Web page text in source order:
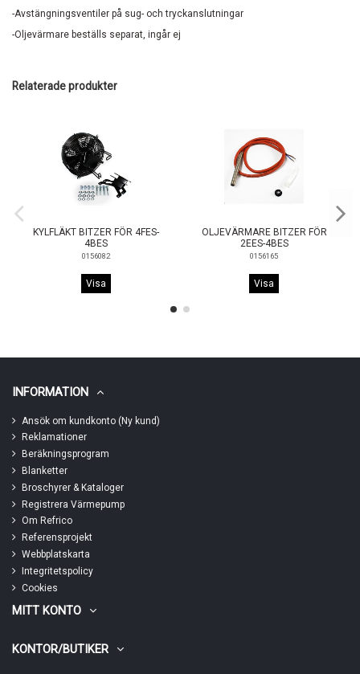
-Avstängningsventiler på sug- och tryckanslutningar
-Oljevärmare beställs separat, ingår ej
Relaterade produkter
KYLFLÄKT BITZER FÖR 4FES-
4BES
0156082
Visa
OLJEVÄRMARE BITZER FÖR
2EES-4BES
0156165
Visa
INFORMATION
Ansök om kundkonto (Ny kund)
Reklamationer
Beräkningsprogram
Blanketter
Broschyrer & Kataloger
Registrera Värmepump
Om Refrico
Referensprojekt
Webbplatskarta
Integritetspolicy
Cookies
MITT KONTO
KONTOR/BUTIKER